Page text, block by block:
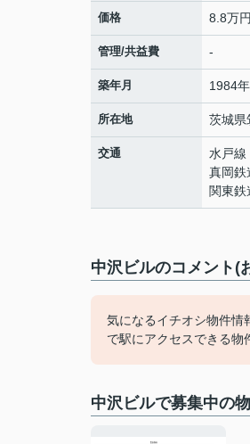
価格 8.8万
管理/共益費 -
築年月 1984
所在地 茨城県
交通 水戸線
真岡鉄
関東鉄
中沢ビルのコメント(
気になるイチオシ物件情
で駅にアクセスできる物
中沢ビルで募集中の